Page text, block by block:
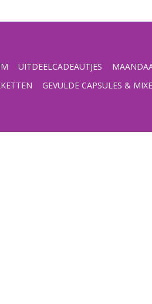
UITDEELCADEAUTJES
GEVULDE CAPSULES &